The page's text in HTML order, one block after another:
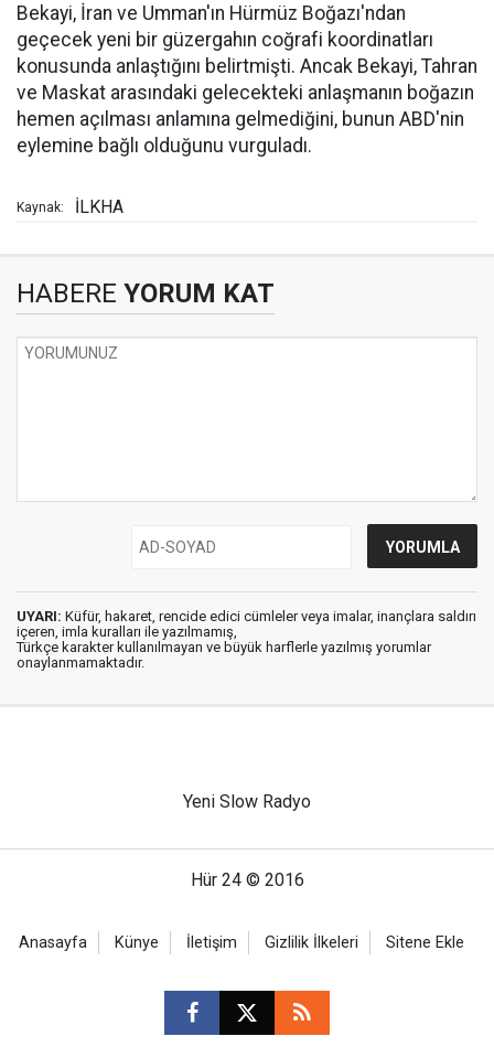
Bekayi, İran ve Umman'ın Hürmüz Boğazı'ndan
geçecek yeni bir güzergahın coğrafi koordinatları
konusunda anlaştığını belirtmişti. Ancak Bekayi, Tahran
ve Maskat arasındaki gelecekteki anlaşmanın boğazın
hemen açılması anlamına gelmediğini, bunun ABD'nin
eylemine bağlı olduğunu vurguladı.
Kaynak: İLKHA
HABERE YORUM KAT
UYARI: Küfür, hakaret, rencide edici cümleler veya imalar, inançlara saldırı
içeren, imla kuralları ile yazılmamış,
Türkçe karakter kullanılmayan ve büyük harflerle yazılmış yorumlar
onaylanmamaktadır.
Yeni Slow Radyo
Hür 24 © 2016
Anasayfa Künye İletişim Gizlilik İlkeleri Sitene Ekle